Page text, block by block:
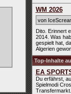
WM 2026
von
Dito. Erinnert
2014. Was
gespielt hat,
Algerien
Top-Inhalte
EA
Du erfährst,
Spielmodi
Transfermarkt.